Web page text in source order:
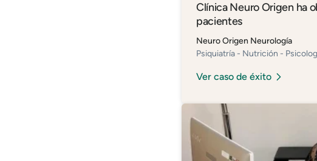
Clínica Neuro Origen ha
pacientes
Neuro Origen Neurología
Psiquiatría - Nutrición -
Ver caso de éxito